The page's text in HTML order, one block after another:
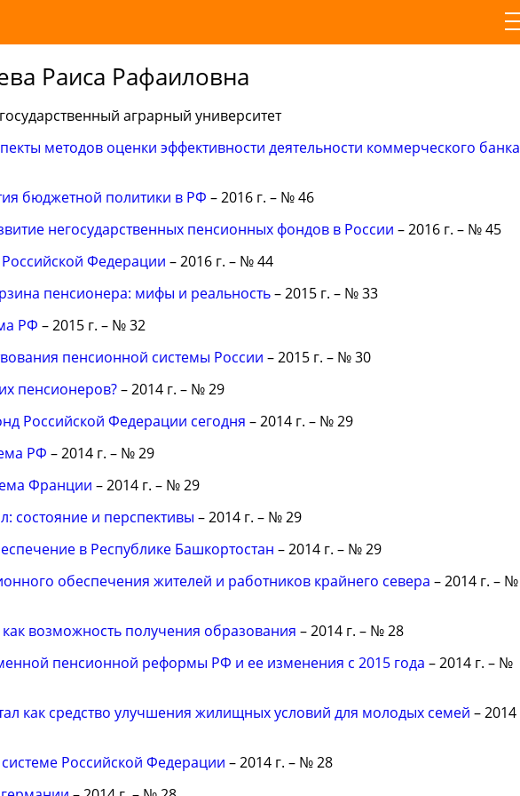
Раиса Рафаиловна
аграрный университет
методов оценки эффективности деятельности коммерческого банка
бюджетной политики в РФ – 2016 г. – № 46
негосударственных пенсионных фондов в России – 2016 г. – № 45
Федерации – 2016 г. – № 44
пенсионера: мифы и реальность– 2015 г. – № 33
РФ – 2015 г. – № 32
пенсионной системы России – 2015 г. – № 30
пенсионеров?– 2014 г. – № 29
Российской Федерации сегодня – 2014 г. – № 29
РФ – 2014 г. – № 29
Франции – 2014 г. – № 29
состояние и перспективы – 2014 г. – № 29
в Республике Башкортостан – 2014 г. – № 29
обеспечения жителей и работников крайнего севера – 2014 г. – №
возможность получения образования – 2014 г. – № 28
пенсионной реформы РФ и ее изменения с 2015 года – 2014 г. – №
как средство улучшения жилищных условий для молодых семей – 2014
Российской Федерации – 2014 г. – № 28